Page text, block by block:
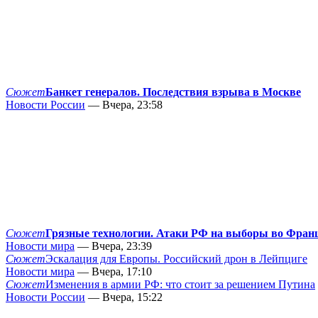
СюжетБанкет генералов. Последствия взрыва в Москве
Новости России — Вчера, 23:58
СюжетГрязные технологии. Атаки РФ на выборы во
Новости мира — Вчера, 23:39
СюжетЭскалация для Европы. Российский дрон в Лейпциге
Новости мира — Вчера, 17:10
СюжетИзменения в армии РФ: что стоит за решением Путина
Новости России — Вчера, 15:22